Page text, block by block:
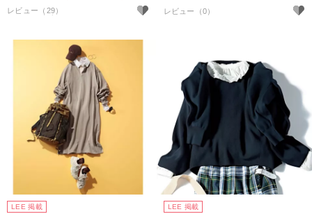
レビュー（29）
LEE 掲載 LEE 掲載